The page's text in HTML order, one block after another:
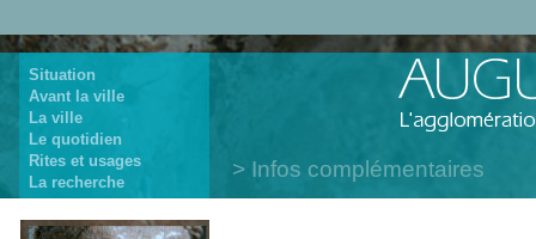
Situation
Avant la ville
La ville
Le quotidien
Rites et usages
La recherche
Infos complémentaires